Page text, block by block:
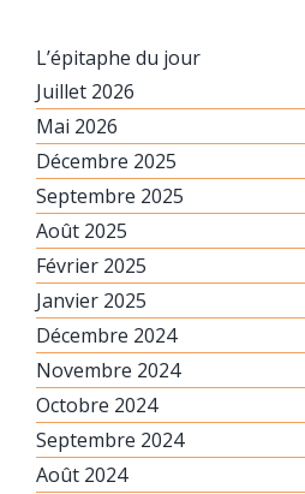
L’épitaphe du jour
Juillet 2026
Mai 2026
Décembre 2025
Septembre 2025
Août 2025
Février 2025
Janvier 2025
Décembre 2024
Novembre 2024
Octobre 2024
Septembre 2024
Août 2024